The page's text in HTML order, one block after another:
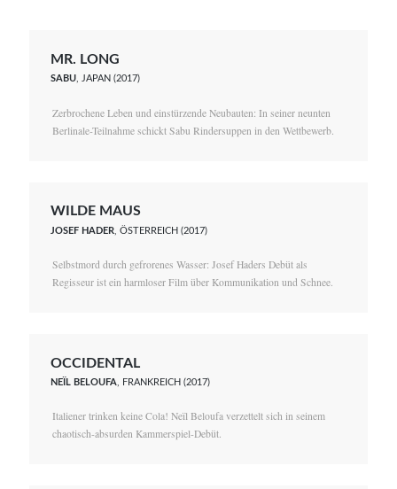
MR. LONG
SABU, JAPAN (2017)
Zerbrochene Leben und einstürzende Neubauten: In seiner neunten
Berlinale-Teilnahme schickt Sabu Rindersuppen in den Wettbewerb.
WILDE MAUS
JOSEF HADER , ÖSTERREICH (2017)
Selbstmord durch gefrorenes Wasser: Josef Haders Debüt als
Regisseur ist ein harmloser Film über Kommunikation und Schnee.
OCCIDENTAL
NEÏL BELOUFA , FRANKREICH (2017)
Italiener trinken keine Cola! Neïl Beloufa verzettelt sich in seinem
chaotisch-absurden Kammerspiel-Debüt.